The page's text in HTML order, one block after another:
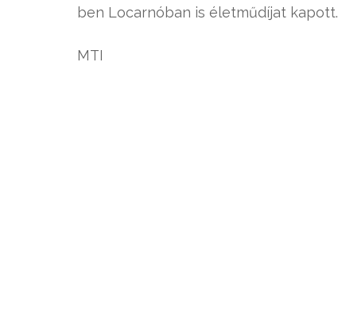
ben Locarnóban is életműdíjat kapott.
MTI